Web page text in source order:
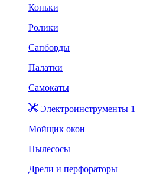
Коньки
Ролики
Сапборды
Палатки
Самокаты
Электроинструменты 1
Мойщик окон
Пылесосы
Дрели и перфораторы